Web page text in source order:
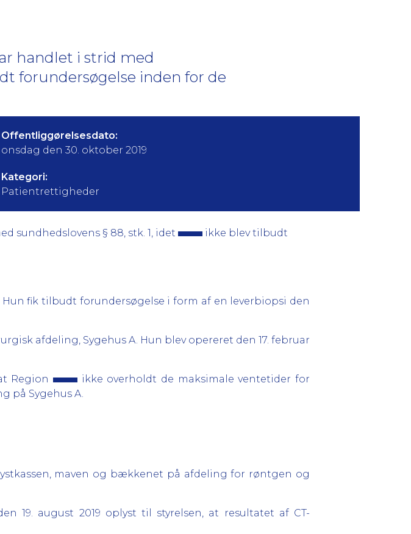
handlet i strid med
forundersøgelse inden for de
Offentliggørelsesdato:
onsdag den 30. oktober 2019
Kategori:
Patientrettigheder
sundhedslovens § 88, stk. 1, idet
ikke blev tilbudt
Hun fik tilbudt forundersøgelse i form af en leverbiopsi den
afdeling, Sygehus A. Hun blev opereret den 17. februar
Region
ikke overholdt de maksimale ventetider for
på Sygehus A.
maven og bækkenet på afdeling for røntgen og
19. august 2019 oplyst til styrelsen, at resultatet af CT-